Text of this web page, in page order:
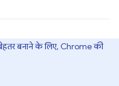
बनाने के लिए, Chrome की